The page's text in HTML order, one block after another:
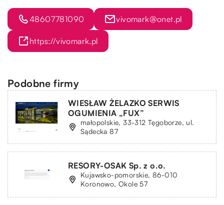
48607781090 vivomark@onet.pl
https://vivomark.pl
Podobne firmy
WIESŁAW ŻELAZKO SERWIS
OGUMIENIA „FUX”
małopolskie, 33-312 Tęgoborze, ul.
Sądecka 87
RESORY-OSAK Sp. z o.o.
Kujawsko-pomorskie, 86-010
Koronowo, Okole 57